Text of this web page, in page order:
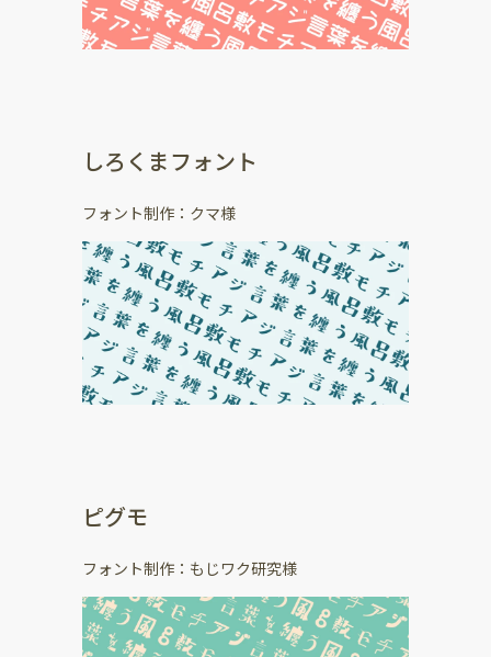
しろくまフォント
フォント制作：クマ様
ピグモ
フォント制作：もじワク研究様